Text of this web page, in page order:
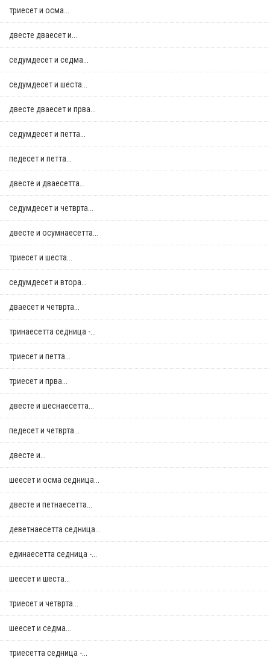
триесет и осма...
двестe дваесет и...
седумдесет и седма...
седумдесет и шеста...
двестe дваесет и прва...
седумдесет и петта...
педесет и петта...
двестe и дваесетта...
седумдесет и четврта...
двестe и осумнaесетта...
триесет и шеста...
седумдесет и втора...
дваесет и четврта...
тринаесетта седница -...
триесет и петта...
триесет и прва...
двестe и шеснаесетта...
педесет и четврта...
двестe и...
шеесет и осма седница...
двестe и петнаесетта...
деветнаесетта седница...
единаесетта седница -...
шеесет и шеста...
триесет и четврта...
шеесет и седма...
триесетта седница -...